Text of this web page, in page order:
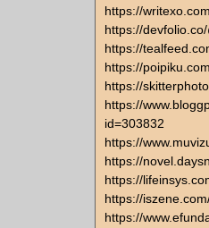
https://
https://
https://
https://
https://
https://
id=303832
https://
https://
https://
https://
https://